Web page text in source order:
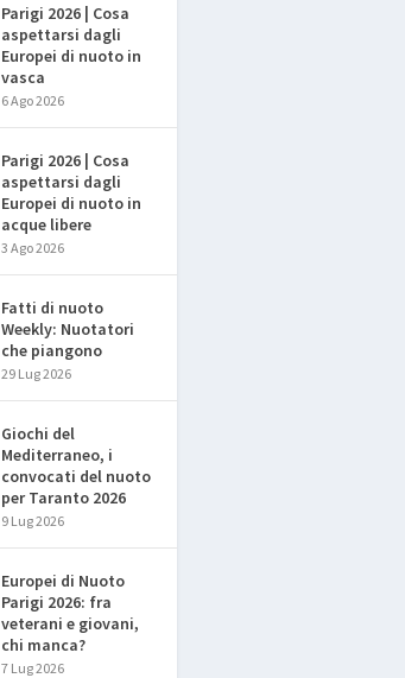
Parigi 2026 | Cosa
aspettarsi dagli
Europei di nuoto in
vasca
6 Ago 2026
Parigi 2026 | Cosa
aspettarsi dagli
Europei di nuoto in
acque libere
3 Ago 2026
Fatti di nuoto
Weekly: Nuotatori
che piangono
29 Lug 2026
Giochi del
Mediterraneo, i
convocati del nuoto
per Taranto 2026
9 Lug 2026
Europei di Nuoto
Parigi 2026: fra
veterani e giovani,
chi manca?
7 Lug 2026